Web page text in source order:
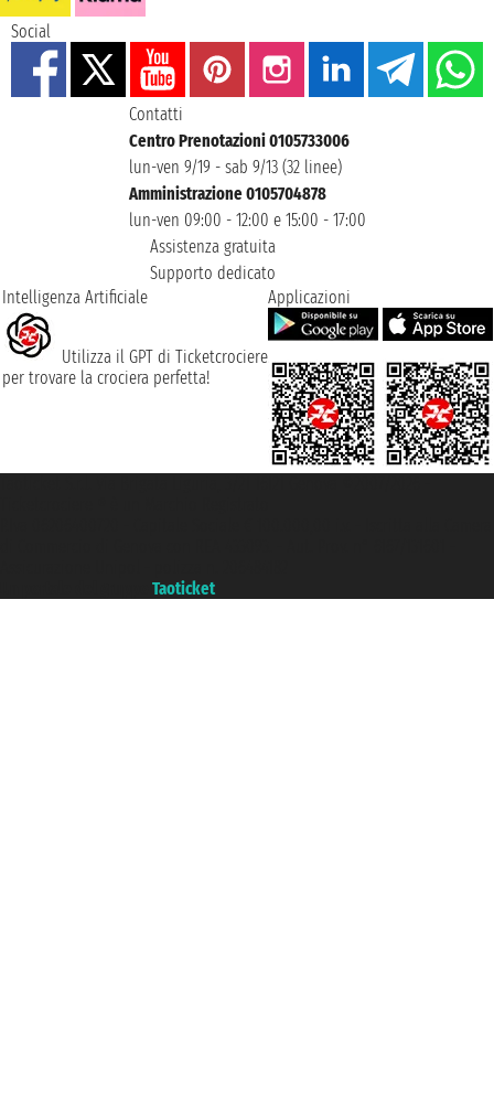
Social
Contatti
Centro Prenotazioni 0105733006
lun-ven 9/19 - sab 9/13 (32 linee)
Amministrazione 0105704878
lun-ven 09:00 - 12:00 e 15:00 - 17:00
Assistenza gratuita
Supporto dedicato
Intelligenza Artificiale
Utilizza il GPT di Ticketcrociere
per trovare la crociera perfetta!
Applicazioni
Taoticket